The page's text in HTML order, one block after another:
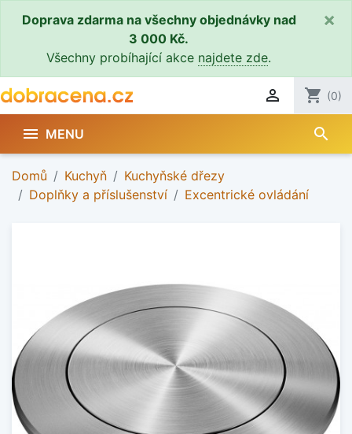
Doprava zdarma na všechny objednávky nad
3 000 Kč.
Všechny probíhající akce najdete zde.
×
 shopping_cart (0)
 MENU search
Domů Kuchyň
Kuchyňské dřezy
Doplňky a příslušenství
Excentrické ovládání